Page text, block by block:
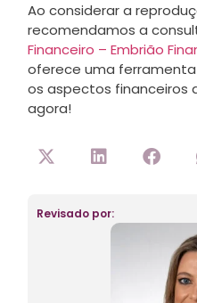
Ao considerar a
recomendamos a
Financeiro – Embrião
oferece uma
os aspectos financeiros
agora!
Revisado por: